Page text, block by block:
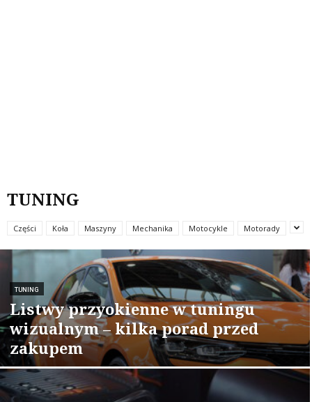
TUNING
Części Koła Maszyny Mechanika Motocykle Motorady
TUNING
Listwy przyokienne w tuningu
wizualnym – kilka porad przed
zakupem